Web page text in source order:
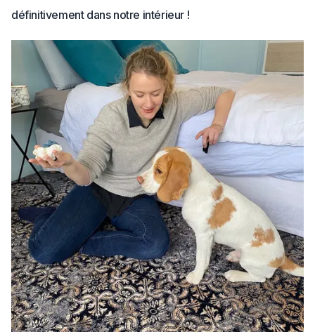
définitivement dans notre intérieur !